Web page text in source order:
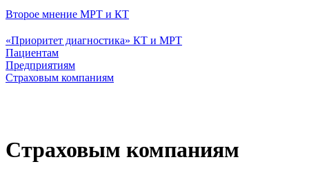
Второе мнение МРТ и КТ
«Приоритет диагностика» КТ и МРТ
Пациентам
Предприятиям
Страховым компаниям
Страховым компаниям